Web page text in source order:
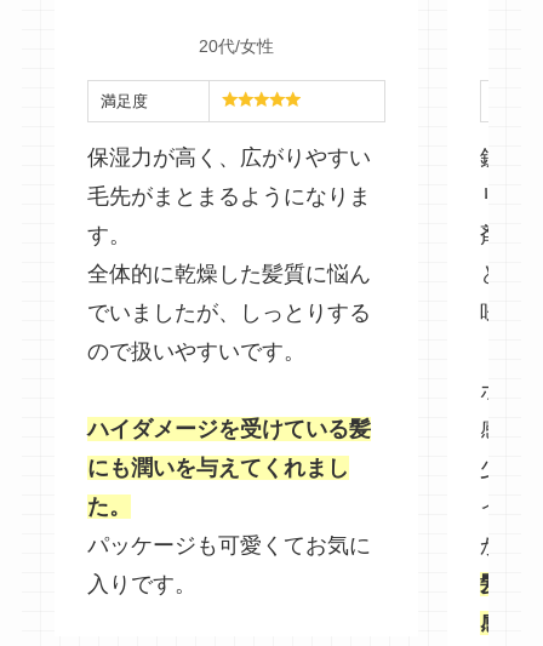
20代/女性
満足度
保湿力が高く、広がりやすい
毛先がまとまるようになりま
す。
全体的に乾燥した髪質に悩ん
でいましたが、しっとりする
ので扱いやすいです。
ハイダメージを受けている髪
にも潤いを与えてくれまし
た。
パッケージも可愛くてお気に
入りです。
鉱物
リマ
剤な
とい
味で
ボト
感が
少し
イナ
かく
髪の
感じ